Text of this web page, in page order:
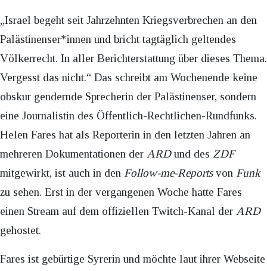
„Israel begeht seit Jahrzehnten Kriegsverbrechen an den
Palästinenser*innen und bricht tagtäglich geltendes
Völkerrecht. In aller Berichterstattung über dieses Thema.
Vergesst das nicht.“ Das schreibt am Wochenende keine
obskur gendernde Sprecherin der Palästinenser, sondern
eine Journalistin des Öffentlich-Rechtlichen-Rundfunks.
Helen Fares hat als Reporterin in den letzten Jahren an
mehreren Dokumentationen der ARDund des ZDF
mitgewirkt, ist auch in den Follow-me-Reportsvon Funk
zu sehen. Erst in der vergangenen Woche hatte Fares
einen Stream auf dem offiziellen Twitch-Kanal der ARD
gehostet.
Fares ist gebürtige Syrerin und möchte laut ihrer Webseite